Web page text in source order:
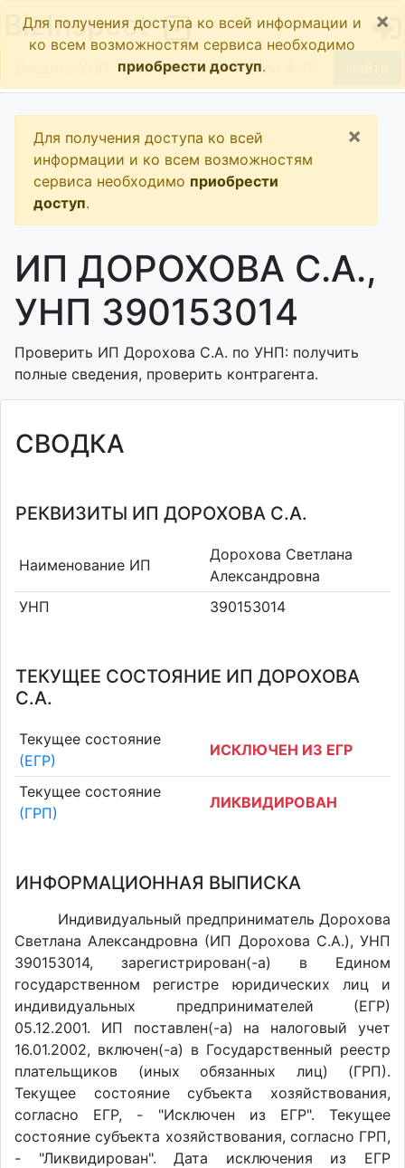
BizInspect
Для получения доступа ко всей информации и
ко всем возможностям сервиса необходимо
приобрести доступ.
×
Для получения доступа ко всей
информации и ко всем возможностям
сервиса необходимо приобрести
доступ.
×
ИП ДОРОХОВА С.А.,
УНП 390153014
Проверить ИП Дорохова С.А. по УНП: получить
полные сведения, проверить контрагента.
СВОДКА
РЕКВИЗИТЫ ИП ДОРОХОВА С.А.
Наименование ИП
Дорохова Светлана
Александровна
УНП
390153014
ТЕКУЩЕЕ СОСТОЯНИЕ ИП ДОРОХОВА
С.А.
Текущее состояние
(ЕГР)
ИСКЛЮЧЕН ИЗ ЕГР
Текущее состояние
(ГРП)
ЛИКВИДИРОВАН
ИНФОРМАЦИОННАЯ ВЫПИСКА
Индивидуальный предприниматель Дорохова
Светлана Александровна (ИП Дорохова С.А.), УНП
390153014, зарегистрирован(-а) в Едином
государственном регистре юридических лиц и
индивидуальных предпринимателей (ЕГР)
05.12.2001. ИП поставлен(-a) на налоговый учет
16.01.2002, включен(-a) в Государственный реестр
плательщиков (иных обязанных лиц) (ГРП).
Текущее состояние субъекта хозяйствования,
согласно ЕГР, - "Исключен из ЕГР". Текущее
состояние субъекта хозяйствования, согласно ГРП,
- "Ликвидирован". Дата исключения из ЕГР